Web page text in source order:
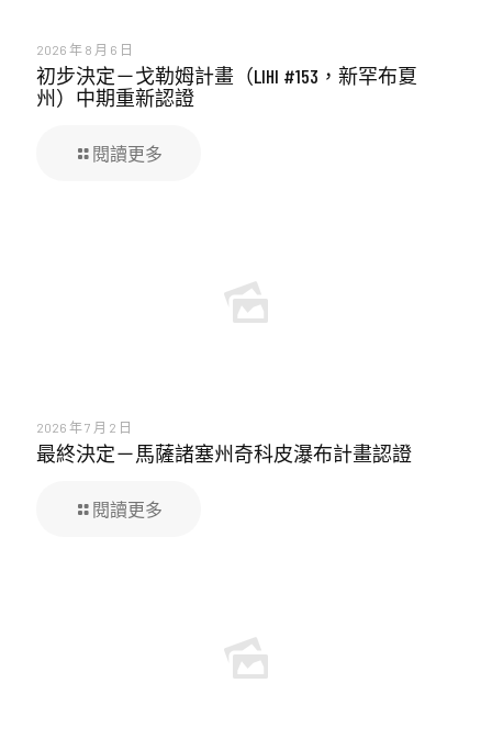
2026 年 8 月 6 日
初步決定－戈勒姆計畫（LIHI #153，新罕布夏
州）中期重新認證
閱讀更多
2026 年 7 月 2 日
最終決定－馬薩諸塞州奇科皮瀑布計畫認證
閱讀更多